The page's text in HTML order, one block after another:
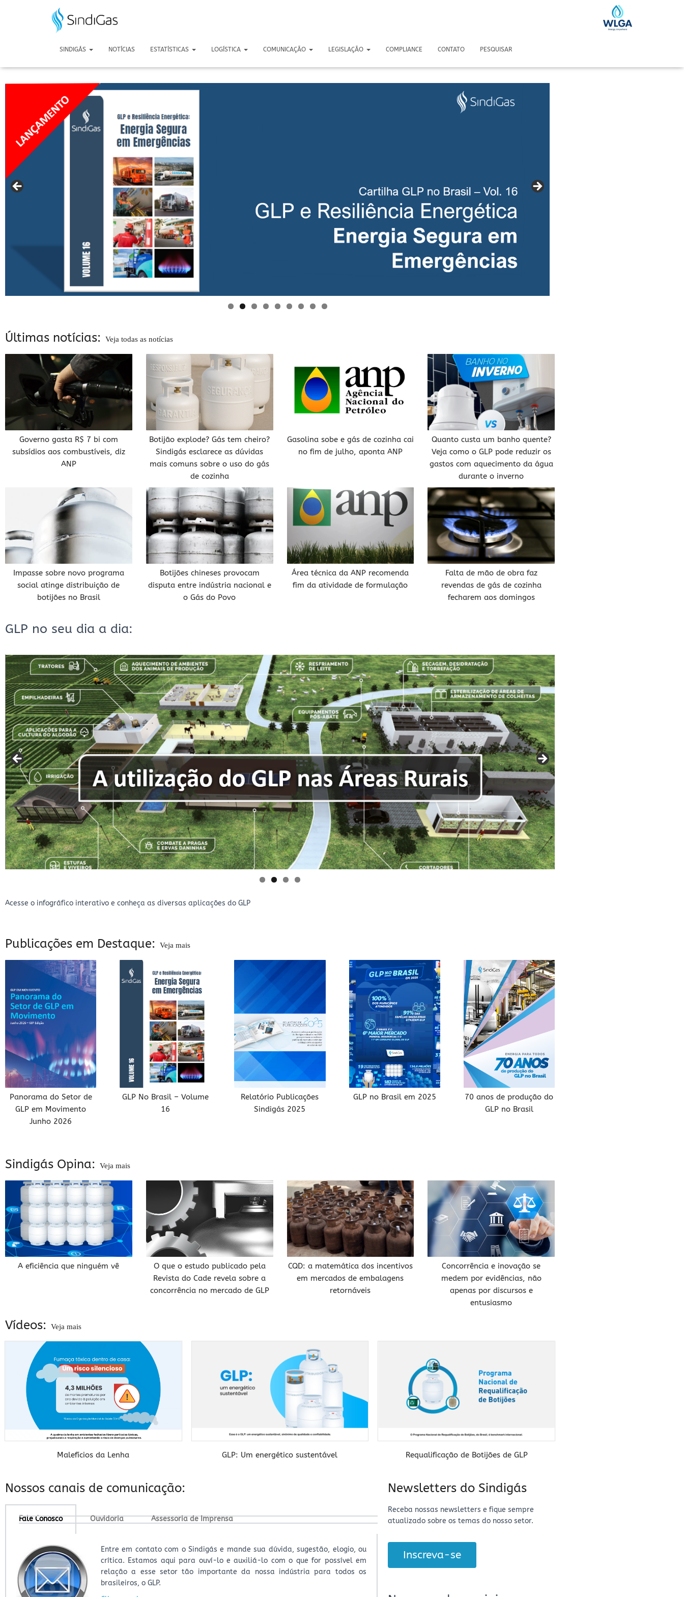
SINDIGÁS NOTÍCIAS ESTATÍSTICAS LOGÍSTICA COMUNICAÇÃO LEGISLAÇÃO COMPLIANCE CONTATO PESQUISAR
Últimas notícias: Veja todas as notícias
Governo gasta R$ 7 bi com
subsídios aos combustíveis, diz
ANP
Botijão explode? Gás tem cheiro?
Sindigás esclarece as dúvidas
mais comuns sobre o uso do gás
de cozinha
Gasolina sobe e gás de cozinha cai
no fim de julho, aponta ANP
Quanto custa um banho quente?
Veja como o GLP pode reduzir os
gastos com aquecimento da água
durante o inverno
Impasse sobre novo programa
social atinge distribuição de
botijões no Brasil
Botijões chineses provocam
disputa entre indústria nacional e
o Gás do Povo
Área técnica da ANP recomenda
fim da atividade de formulação
Falta de mão de obra faz
revendas de gás de cozinha
fecharem aos domingos
GLP no seu dia a dia:
Acesse o infográfico interativo e conheça as diversas aplicações do GLP
Publicações em Destaque: Veja mais
Panorama do Setor de
GLP em Movimento
Junho 2026
GLP No Brasil – Volume
16
Relatório Publicações
Sindigás 2025
GLP no Brasil em 2025
70 anos de produção do
GLP no Brasil
Sindigás Opina: Veja mais
A eficiência que ninguém vê
O que o estudo publicado pela
Revista do Cade revela sobre a
concorrência no mercado de GLP
CQD: a matemática dos incentivos
em mercados de embalagens
retornáveis
Concorrência e inovação se
medem por evidências, não
apenas por discursos e
entusiasmo
Vídeos: Veja mais
Malefícios da Lenha GLP: Um energético sustentável Requalificação de Botijões de GLP
Nossos canais de comunicação:
Fale Conosco Ouvidoria Assessoria de Imprensa
Entre em contato com o Sindigás e mande sua dúvida, sugestão, elogio, ou
crítica. Estamos aqui para ouví-lo e auxiliá-lo com o que for possível em
relação a esse setor tão importante da nossa indústria para todos os
brasileiros, o GLP.
Newsletters do Sindigás
Receba nossas newsletters e fique sempre
atualizado sobre os temas do nosso setor.
Inscreva-se